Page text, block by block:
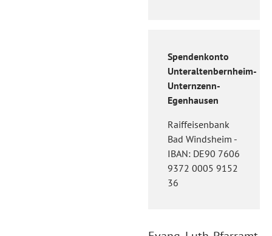
Spendenkonto
Unteraltenbernheim-
Unternzenn-
Egenhausen
Raiffeisenbank
Bad Windsheim -
IBAN: DE90 7606
9372 0005 9152
36